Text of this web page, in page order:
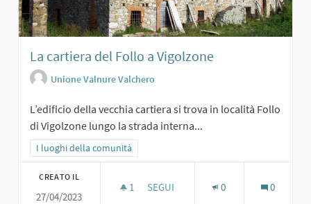
La cartiera del Follo a Vigolzone
Unione Valnure Valchero
L’edificio della vecchia cartiera si trova in località Follo
di Vigolzone lungo la strada interna...
Filtra i risultati per categoria: I luoghi della comunità
I luoghi della comunità
CREATO IL
27/04/2023
1 1 SOSTENITORI
SEGUI 0 0